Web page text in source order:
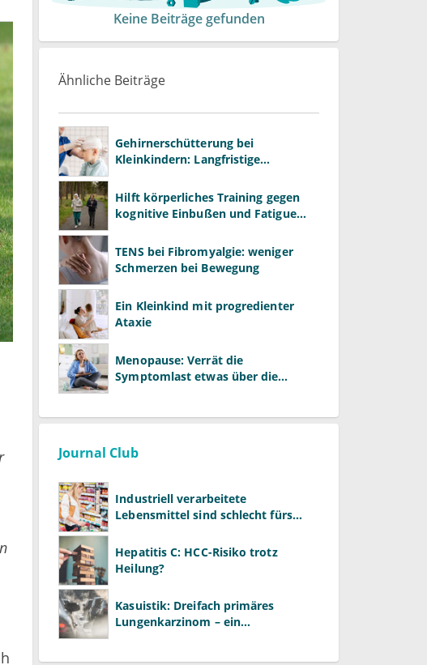
Keine Beiträge gefunden
Ähnliche Beiträge
Gehirnerschütterung bei
Kleinkindern: Langfristige
Hilft körperliches Training gegen
kognitive Einbußen und Fatigue
TENS bei Fibromyalgie: weniger
Schmerzen bei Bewegung
Ein Kleinkind mit progredienter
Ataxie
Menopause: Verrät die
Symptomlast etwas über die
Journal Club
Industriell verarbeitete
Lebensmittel sind schlecht fürs
Hepatitis C: HCC-Risiko trotz
Heilung?
Kasuistik: Dreifach primäres
Lungenkarzinom – ein